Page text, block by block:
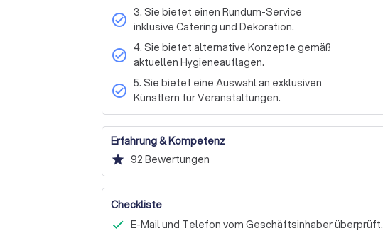
check_circle 3. Sie bietet einen Rundum-Service
inklusive Catering und Dekoration.
check_circle 4. Sie bietet alternative Konzepte gemäß
aktuellen Hygieneauflagen.
check_circle 5. Sie bietet eine Auswahl an exklusiven
Künstlern für Veranstaltungen.
Erfahrung & Kompetenz
star 92 Bewertungen
Checkliste
E-Mail und Telefon vom Geschäftsinhaber überprüft.